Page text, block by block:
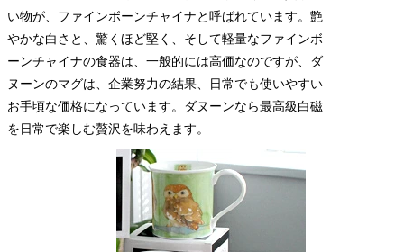
い物が、ファインボーンチャイナと呼ばれています。艶
やかな白さと、驚くほど堅く、そして軽量なファインボ
ーンチャイナの食器は、一般的には高価なのですが、ダ
ヌーンのマグは、企業努力の結果、日常でも使いやすい
お手頃な価格になっています。ダヌーンなら最高級白磁
を日常で楽しむ贅沢を味わえます。